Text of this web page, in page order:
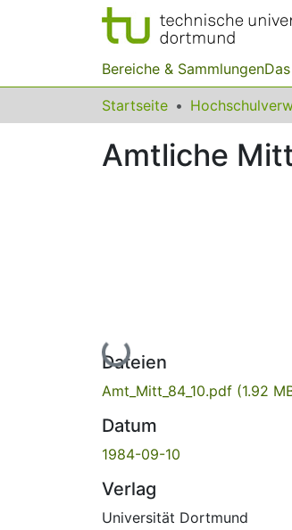
Bereiche & Sammlungen
Startseite
Amtliche
Lade...
Dateien
Amt_Mitt_84_10.pdf (1.92
Datum
1984-09-10
Verlag
Universität Dortmund